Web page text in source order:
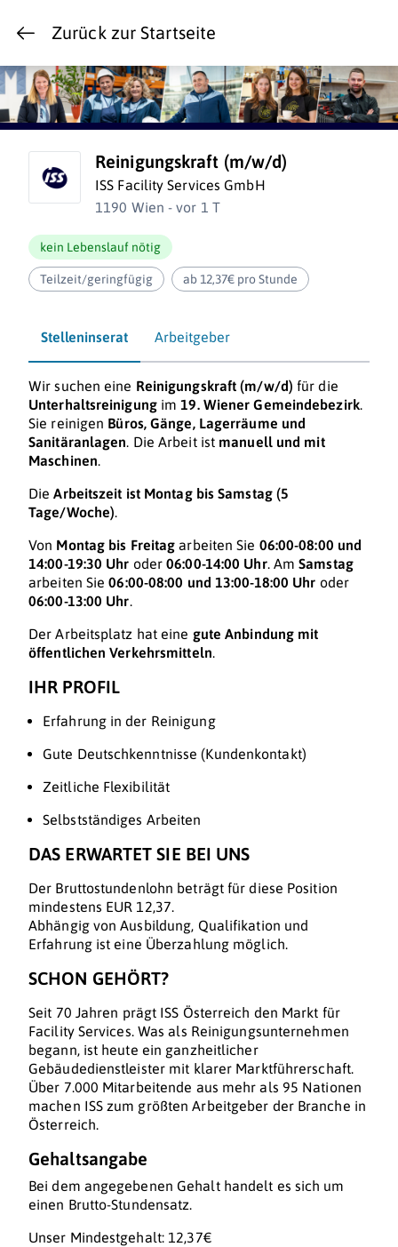
Zurück zur Startseite
Reinigungskraft (m/w/d)
ISS Facility Services GmbH
1190 Wien - vor 1 T
kein Lebenslauf nötig
Teilzeit/geringfügig ab 12,37€ pro Stunde
Stelleninserat Arbeitgeber
Wir suchen eine Reinigungskraft (m/w/d) für die
Unterhaltsreinigungim19. Wiener Gemeindebezirk.
Sie reinigen Büros, Gänge, Lagerräume und
Sanitäranlagen. Die Arbeit ist manuell und mit
Maschinen.
DieArbeitszeit ist Montag bis Samstag (5
Tage/Woche).
Von Montag bis Freitag arbeiten Sie 06:00-08:00 und
14:00-19:30 Uhr oder06:00-14:00 Uhr. AmSamstag
arbeiten Sie06:00-08:00 und 13:00-18:00 Uhr oder
06:00-13:00 Uhr.
Der Arbeitsplatz hat eine gute Anbindung mit
öffentlichen Verkehrsmitteln.
IHR PROFIL
Erfahrung in der Reinigung
Gute Deutschkenntnisse (Kundenkontakt)
Zeitliche Flexibilität
Selbstständiges Arbeiten
DAS ERWARTET SIE BEI UNS
Der Bruttostundenlohn beträgt für diese Position
mindestens EUR 12,37.
Abhängig von Ausbildung, Qualifikation und
Erfahrung ist eine Überzahlung möglich.
SCHON GEHÖRT?
Seit 70 Jahren prägt ISS Österreich den Markt für
Facility Services. Was als Reinigungsunternehmen
begann, ist heute ein ganzheitlicher
Gebäudedienstleister mit klarer Marktführerschaft.
Über 7.000 Mitarbeitende aus mehr als 95 Nationen
machen ISS zum größten Arbeitgeber der Branche in
Österreich.
Gehaltsangabe
Bei dem angegebenen Gehalt handelt es sich um
einen Brutto-Stundensatz.
Unser Mindestgehalt: 12,37€